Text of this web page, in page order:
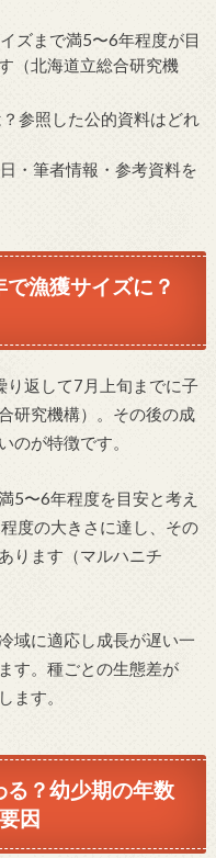
ズまで満5〜6年程度が目
（北海道立総合研究機
参照した公的資料はどれ
・筆者情報・参考資料を
漁獲サイズに？
り返して7月上旬までに子
研究機構）。その後の成
のが特徴です。
5〜6年程度を目安と考え
度の大きさに達し、その
ります（マルハニチ
域に適応し成長が遅い一
す。種ごとの生態差が
ます。
る？幼少期の年数
因